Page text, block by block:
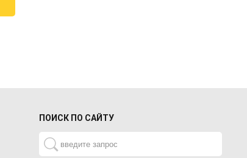
ПОИСК ПО САЙТУ